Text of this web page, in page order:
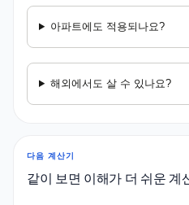
아파트에도 적용되나요?
해외에서도 살 수 있나요?
다음 계산기
같이 보면 이해가 더 쉬운 계